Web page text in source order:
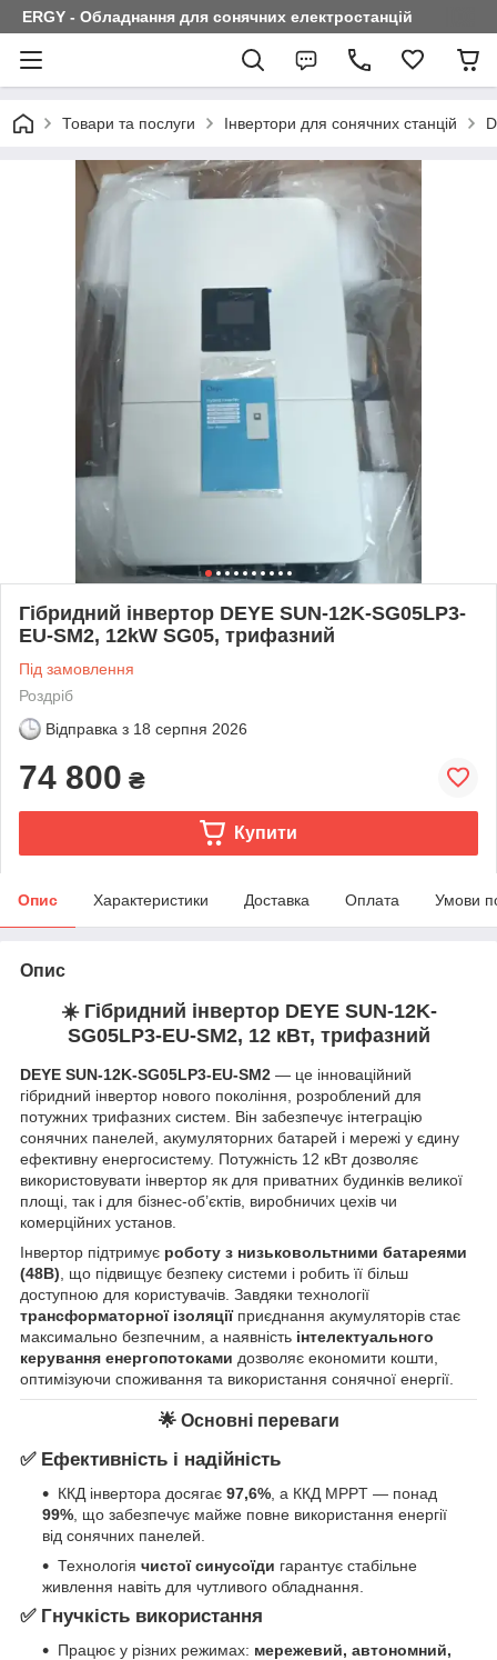
ERGY - Обладнання для сонячних електростанцій
Товари та послуги Інвертори для сонячних станцій
Гібридний інвертор DEYE SUN-12K-SG05LP3-
EU-SM2, 12kW SG05, трифазний
Під замовлення
Роздріб
Відправка з 18 серпня 2026
74 800 ₴
Купити
Опис Характеристики Доставка Оплата Умови
Опис
☀️ Гібридний інвертор DEYE SUN-12K-
SG05LP3-EU-SM2, 12 кВт, трифазний
DEYE SUN-12K-SG05LP3-EU-SM2 — це інноваційний
гібридний інвертор нового покоління, розроблений для
потужних трифазних систем. Він забезпечує інтеграцію
сонячних панелей, акумуляторних батарей і мережі у єдину
ефективну енергосистему. Потужність 12 кВт дозволяє
використовувати інвертор як для приватних будинків великої
площі, так і для бізнес-об’єктів, виробничих цехів чи
комерційних установ.
Інвертор підтримує роботу з низьковольтними батареями
(48В), що підвищує безпеку системи і робить її більш
доступною для користувачів. Завдяки технології
трансформаторної ізоляціїприєднання акумуляторів стає
максимально безпечним, а наявність інтелектуального
керування енергопотоками дозволяє економити кошти,
оптимізуючи споживання та використання сонячної енергії.
🌟 Основні переваги
✅ Ефективність і надійність
ККД інвертора досягає 97,6% , а ККД MPPT — понад
99% , що забезпечує майже повне використання енергії
від сонячних панелей.
Технологія чистої синусоїди гарантує стабільне
живлення навіть для чутливого обладнання.
✅ Гнучкість використання
Працює у різних режимах: мережевий, автономний,